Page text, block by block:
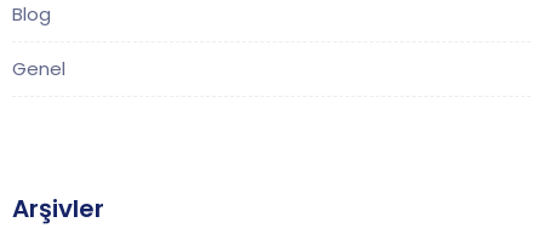
Blog
Genel
Arşivler